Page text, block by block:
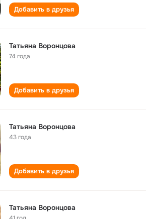
Добавить в друзья
Татьяна Воронцова
74 года
Добавить в друзья
Татьяна Воронцова
43 года
Добавить в друзья
Татьяна Воронцова